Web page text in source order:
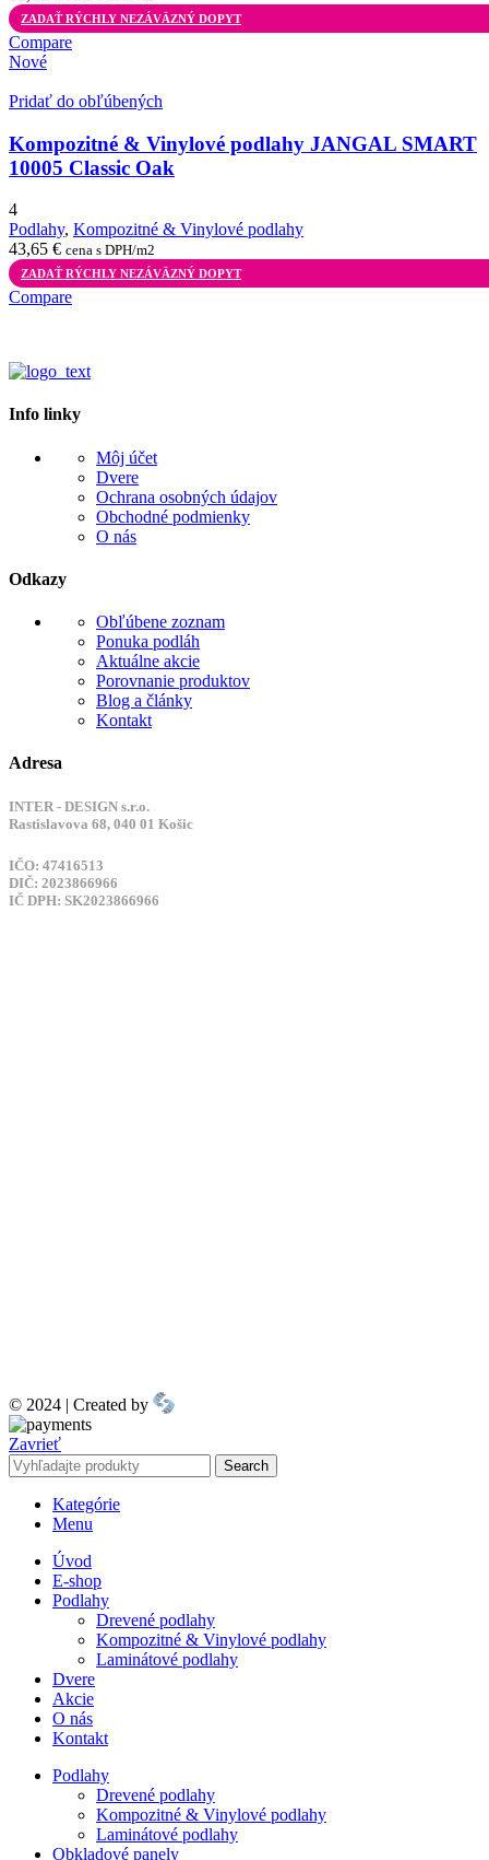
ZADAŤ RÝCHLY NEZÁVÄZNÝ DOPYT
Compare
Nové
Pridať do obľúbených
Kompozitné & Vinylové podlahy JANGAL SMART
10005 Classic Oak
4
Podlahy, Kompozitné & Vinylové podlahy
43,65 € cena s DPH/m2
ZADAŤ RÝCHLY NEZÁVÄZNÝ DOPYT
Compare
Info linky
Môj účet
Dvere
Ochrana osobných údajov
Obchodné podmienky
O nás
Odkazy
Obľúbene zoznam
Ponuka podláh
Aktuálne akcie
Porovnanie produktov
Blog a články
Kontakt
Adresa
INTER - DESIGN s.r.o.
Rastislavova 68, 040 01 Košic
IČO: 47416513
DIČ: 2023866966
IČ DPH: SK2023866966
© 2024 | Created by
Zavrieť
Search
Kategórie
Menu
Úvod
E-shop
Podlahy
Drevené podlahy
Kompozitné & Vinylové podlahy
Laminátové podlahy
Dvere
Akcie
O nás
Kontakt
Podlahy
Drevené podlahy
Kompozitné & Vinylové podlahy
Laminátové podlahy
Obkladové panely